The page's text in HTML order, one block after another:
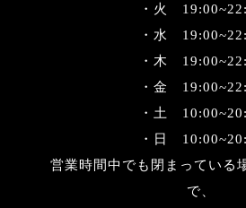
・火
・水
・木
・金
・土
・日
営業時間中でも閉まっている
で、